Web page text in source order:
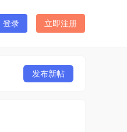
登录 立即注册
发布新帖